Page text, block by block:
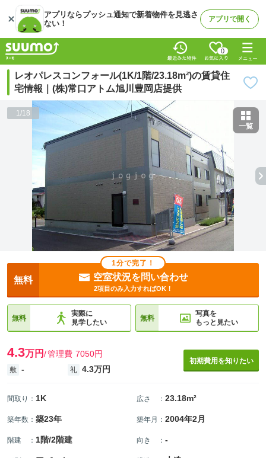
アプリならプッシュ通知で新着物件を見逃さ
ない！
アプリで開く
0
レオパレスコンフォール(1K/1階/23.18m²)の賃貸住
宅情報｜(株)常口アトム旭川豊岡店提供
1/18
一覧
1分で完了！
無料 空室状況を問い合わせ
2項目のみ入力すればOK！
無料
実際に
見学したい
無料
写真を
もっと見たい
4.3万円 管理費 7050円
敷 - 礼 4.3万円
初期費用を知りたい
間取り ： 1K 広さ ： 23.18m²
築年数 ： 築23年 築年月 ： 2004年2月
階建 ： 1階/2階建 向き ： -